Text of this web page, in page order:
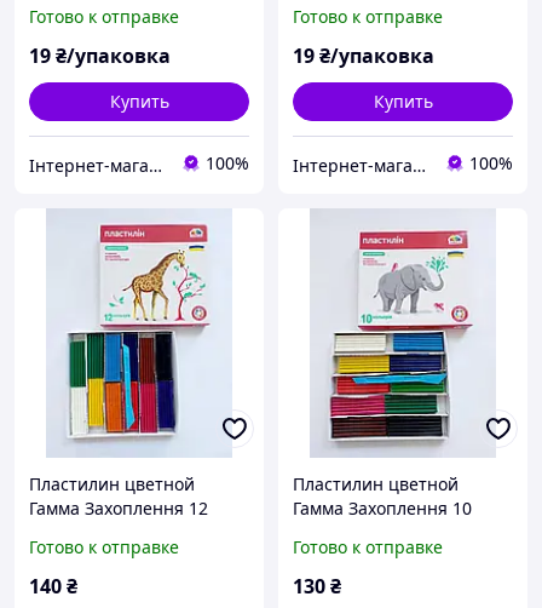
/ поштучно
Готово к отправке
19₴/упаковка
Купить
Інтернет-магазин "МАЛЮКИ" malyshy.com.ua 100%
поштучно
Готово к отправке
19₴/упаковка
Купить
Інтернет-магазин "МАЛЮКИ" malyshy.com.ua 100%
Пластилин цветной
Гамма Захоплення 12
Готово к отправке
140₴
Пластилин цветной
Гамма Захоплення 10
Готово к отправке
130₴